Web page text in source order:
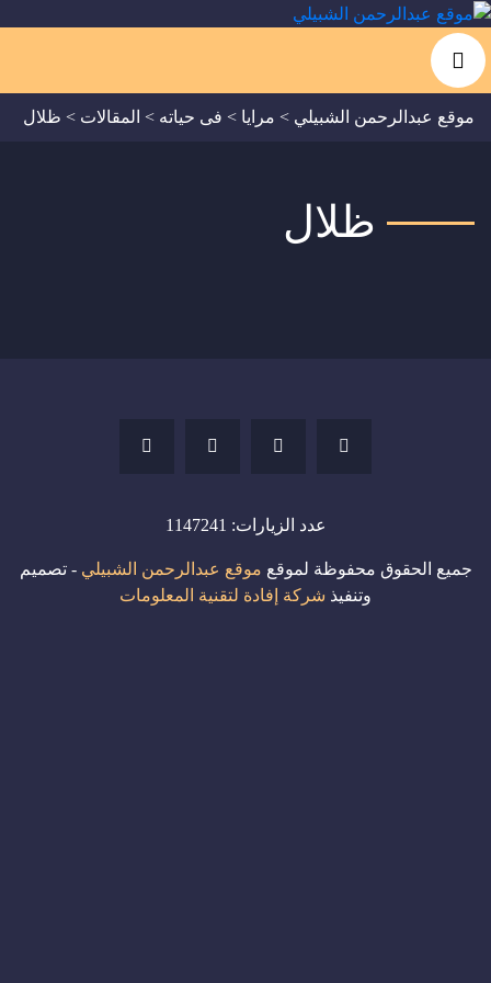
موقع عبدالرحمن الشبيلي > مرايا > فى حياته > المقالات > ظلال
ظلال
عدد الزيارات: 1147241
جميع الحقوق محفوظة لموقع موقع عبدالرحمن الشبيلي - تصميم
وتنفيذ شركة إفادة لتقنية المعلومات